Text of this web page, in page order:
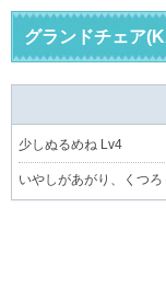
グランドチェア
少しぬるめね Lv4
いやしがあがり、くつ